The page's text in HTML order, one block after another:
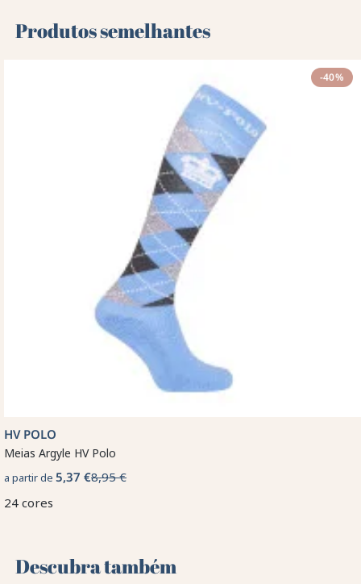
Produtos semelhantes
-40%
HV POLO
Meias Argyle HV Polo
a partir de 5,37 €8,95 €
24 cores
Descubra também 🌻